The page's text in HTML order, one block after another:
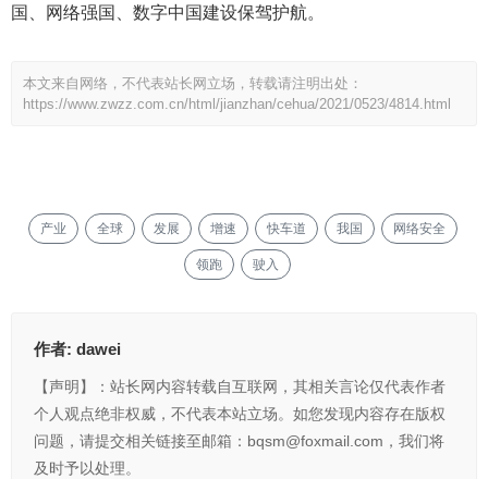
国、网络强国、数字中国建设保驾护航。
本文来自网络，不代表站长网立场，转载请注明出处：
https://www.zwzz.com.cn/html/jianzhan/cehua/2021/0523/4814.html
产业 全球 发展 增速 快车道 我国 网络安全
领跑 驶入
作者: dawei
【声明】：站长网内容转载自互联网，其相关言论仅代表作者
个人观点绝非权威，不代表本站立场。如您发现内容存在版权
问题，请提交相关链接至邮箱：bqsm@foxmail.com，我们将
及时予以处理。